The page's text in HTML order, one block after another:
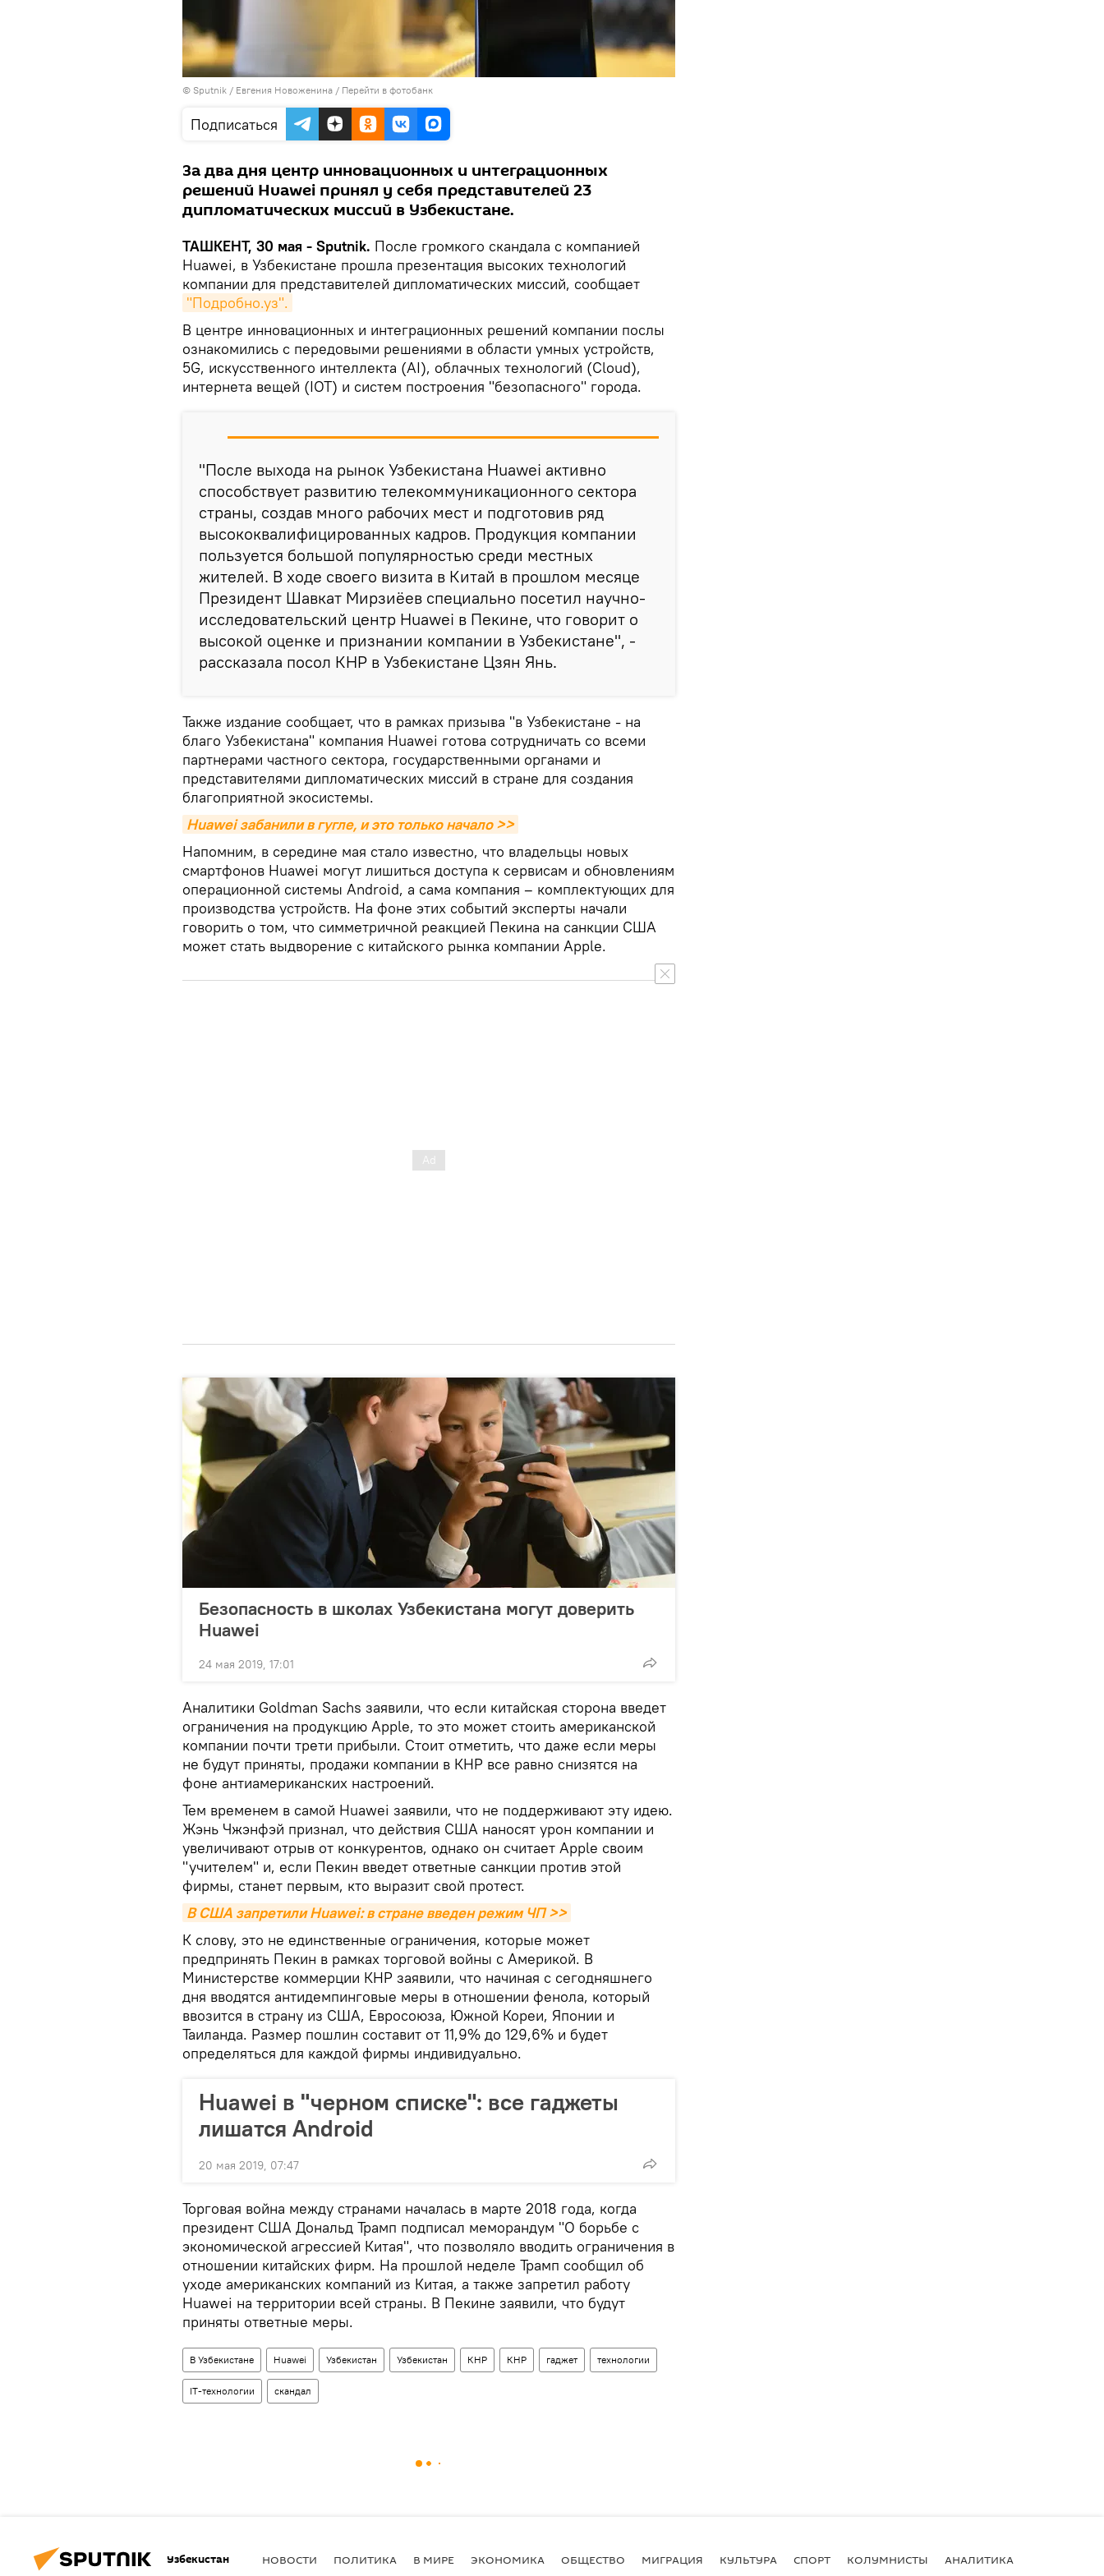
© Sputnik / Евгения Новоженина / Перейти в фотобанк
Подписаться
За два дня центр инновационных и интеграционных
решений Huawei принял у себя представителей 23
дипломатических миссий в Узбекистане.
ТАШКЕНТ, 30 мая - Sputnik. После громкого скандала с компанией
Huawei, в Узбекистане прошла презентация высоких технологий
компании для представителей дипломатических миссий, сообщает
"Подробно.уз".
В центре инновационных и интеграционных решений компании послы
ознакомились с передовыми решениями в области умных устройств,
5G, искусственного интеллекта (AI), облачных технологий (Cloud),
интернета вещей (IOT) и систем построения "безопасного" города.
"После выхода на рынок Узбекистана Huawei активно
способствует развитию телекоммуникационного сектора
страны, создав много рабочих мест и подготовив ряд
высококвалифицированных кадров. Продукция компании
пользуется большой популярностью среди местных
жителей. В ходе своего визита в Китай в прошлом месяце
Президент Шавкат Мирзиёев специально посетил научно-
исследовательский центр Huawei в Пекине, что говорит о
высокой оценке и признании компании в Узбекистане", -
рассказала посол КНР в Узбекистане Цзян Янь.
Также издание сообщает, что в рамках призыва "в Узбекистане - на
благо Узбекистана" компания Huawei готова сотрудничать со всеми
партнерами частного сектора, государственными органами и
представителями дипломатических миссий в стране для создания
благоприятной экосистемы.
Huawei забанили в гугле, и это только начало >>
Напомним, в середине мая стало известно, что владельцы новых
смартфонов Huawei могут лишиться доступа к сервисам и обновлениям
операционной системы Android, а сама компания – комплектующих для
производства устройств. На фоне этих событий эксперты начали
говорить о том, что симметричной реакцией Пекина на санкции США
может стать выдворение с китайского рынка компании Apple.
Безопасность в школах Узбекистана могут доверить
Huawei
24 мая 2019, 17:01
Аналитики Goldman Sachs заявили, что если китайская сторона введет
ограничения на продукцию Apple, то это может стоить американской
компании почти трети прибыли. Стоит отметить, что даже если меры
не будут приняты, продажи компании в КНР все равно снизятся на
фоне антиамериканских настроений.
Тем временем в самой Huawei заявили, что не поддерживают эту идею.
Жэнь Чжэнфэй признал, что действия США наносят урон компании и
увеличивают отрыв от конкурентов, однако он считает Apple своим
"учителем" и, если Пекин введет ответные санкции против этой
фирмы, станет первым, кто выразит свой протест.
В США запретили Huawei: в стране введен режим ЧП >>
К слову, это не единственные ограничения, которые может
предпринять Пекин в рамках торговой войны с Америкой. В
Министерстве коммерции КНР заявили, что начиная с сегодняшнего
дня вводятся антидемпинговые меры в отношении фенола, который
ввозится в страну из США, Евросоюза, Южной Кореи, Японии и
Таиланда. Размер пошлин составит от 11,9% до 129,6% и будет
определяться для каждой фирмы индивидуально.
Huawei в "черном списке": все гаджеты
лишатся Android
20 мая 2019, 07:47
Торговая война между странами началась в марте 2018 года, когда
президент США Дональд Трамп подписал меморандум "О борьбе с
экономической агрессией Китая", что позволяло вводить ограничения в
отношении китайских фирм. На прошлой неделе Трамп сообщил об
уходе американских компаний из Китая, а также запретил работу
Huawei на территории всей страны. В Пекине заявили, что будут
приняты ответные меры.
В Узбекистане Huawei Узбекистан Узбекистан КНР КНР гаджет технологии
IT-технологии скандал
Узбекистан НОВОСТИ ПОЛИТИКА В МИРЕ ЭКОНОМИКА ОБЩЕСТВО МИГРАЦИЯ КУЛЬТУРА СПОРТ КОЛУМНИСТЫ АНАЛИТИКА